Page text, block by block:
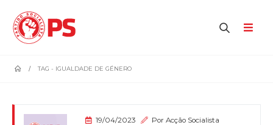
TAG - IGUALDADE DE GÉNERO
19/04/2023 PorAcção Socialista